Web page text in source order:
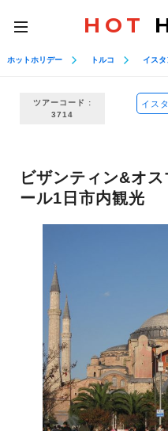
toggle
navigation
HOT
ホットホリデー トルコ イスタ
ツアーコード :
3714
イス
ビザンティン&オ
ール1日市内観光